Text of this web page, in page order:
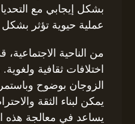
بشكل إيجابي مع
عملية حيوية تؤثر
من الناحية الاجتماعية،
اختلافات ثقافية
الزوجان بوضوح
يمكن لبناء الثقة
يساعد في معالجة هذه